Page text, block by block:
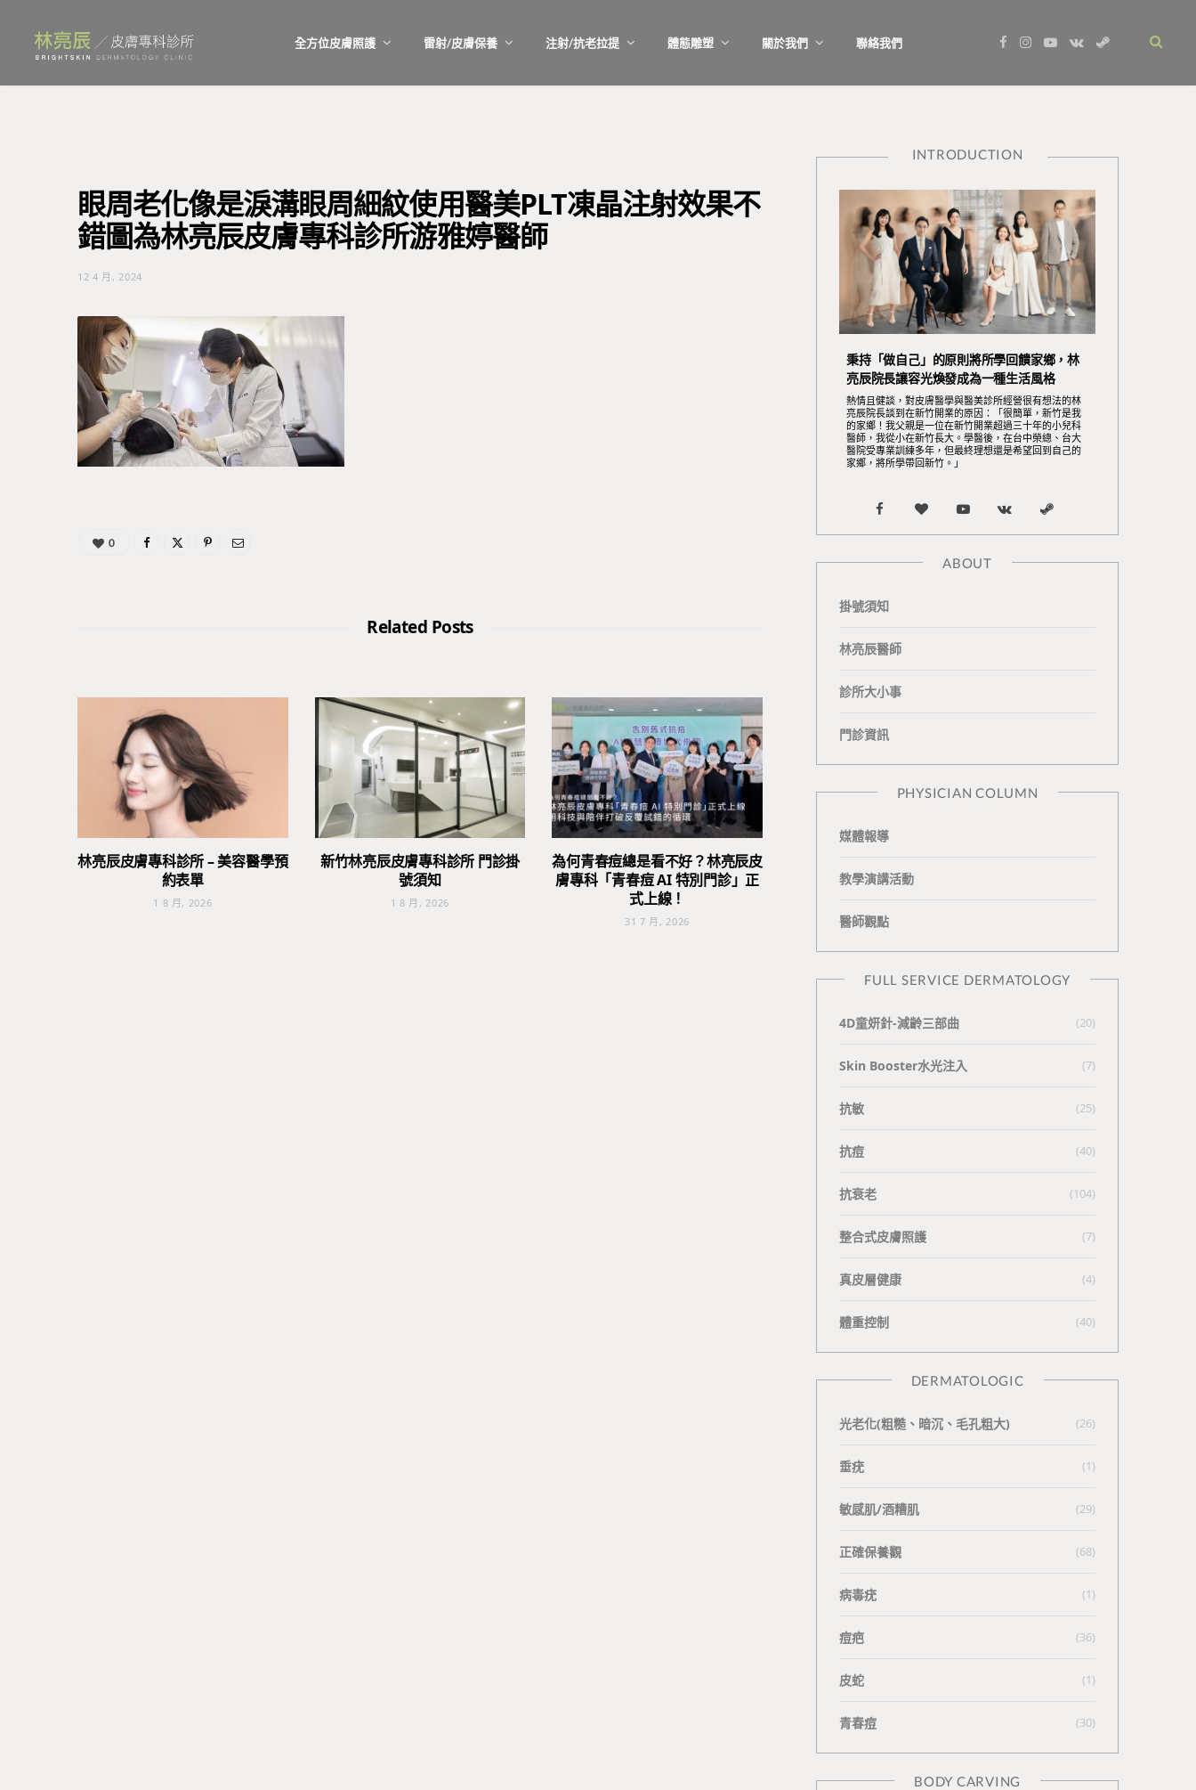
全方位皮膚照護 雷射/皮膚保養 注射/抗老拉提 體態雕塑 關於我們 聯絡我們
I
Y
V
S
眼周老化像是淚溝眼周細紋使用醫美PLT凍晶注射效果不
錯圖為林亮辰皮膚專科診所游雅婷醫師
12 4 月, 2024
0
Related Posts
林亮辰皮膚專科診所 – 美容醫學預
約表單
1 8 月, 2026
新竹林亮辰皮膚專科診所 門診掛
號須知
1 8 月, 2026
為何青春痘總是看不好？林亮辰皮
膚專科「青春痘 AI 特別門診」正
式上線！
31 7 月, 2026
INTRODUCTION
秉持「做自己」的原則將所學回饋家鄉，林
亮辰院長讓容光煥發成為一種生活風格
熱情且健談，對皮膚醫學與醫美診所經營很有想法的林
亮辰院長談到在新竹開業的原因：「很簡單，新竹是我
的家鄉！我父親是一位在新竹開業超過三十年的小兒科
醫師，我從小在新竹長大。學醫後，在台中榮總、台大
醫院受專業訓練多年，但最終理想還是希望回到自己的
家鄉，將所學帶回新竹。」
F
a
e
b
k
B
l
n
Y
o
u
V
K
e
S
t
ABOUT
掛號須知
林亮辰醫師
診所大小事
門診資訊
PHYSICIAN COLUMN
媒體報導
教學演講活動
醫師觀點
FULL SERVICE DERMATOLOGY
4D童妍針-減齡三部曲 (20)
Skin Booster水光注入 (7)
抗敏 (25)
抗痘 (40)
抗衰老 (104)
整合式皮膚照護 (7)
真皮層健康 (4)
體重控制 (40)
DERMATOLOGIC
光老化(粗糙、暗沉、毛孔粗大) (26)
垂疣 (1)
敏感肌/酒糟肌 (29)
正確保養觀 (68)
病毒疣 (1)
痘疤 (36)
皮蛇 (1)
青春痘 (30)
BODY CARVING